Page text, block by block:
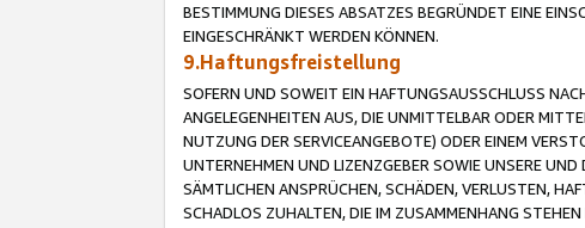
BESTIMMUNG DIESES ABSATZES BEGRÜNDET EINE
EINGESCHRÄNKT WERDEN KÖNNEN.
9.Haftungsfreistellung
SOFERN UND SOWEIT EIN HAFTUNGSAUSSCHLUSS
ANGELEGENHEITEN AUS, DIE UNMITTELBAR ODER
NUTZUNG DER SERVICEANGEBOTE) ODER EINEM
UNTERNEHMEN UND LIZENZGEBER SOWIE UNSERE
SÄMTLICHEN ANSPRÜCHEN, SCHÄDEN, VERLUSTEN,
SCHADLOS ZUHALTEN, DIE IM ZUSAMMENHANG